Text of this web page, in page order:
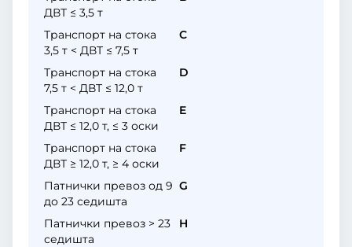
ДВТ ≤ 3,5 т
Транспорт на стока
3,5 т < ДВТ ≤ 7,5 т
C
Транспорт на стока
7,5 т < ДВТ ≤ 12,0 т
D
Транспорт на стока
ДВТ ≤ 12,0 т, ≤ 3 оски
E
Транспорт на стока
ДВТ ≥ 12,0 т, ≥ 4 оски
F
Патнички превоз од 9
до 23 седишта
G
Патнички превоз > 23
седишта
H